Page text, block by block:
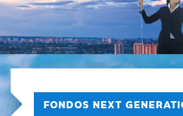
FONDOS NEXT